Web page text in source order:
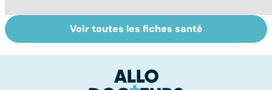
Spondylarthrite
ankylosante, la
Ostéopathie, une
thérapie
Voir toutes les fiches santé